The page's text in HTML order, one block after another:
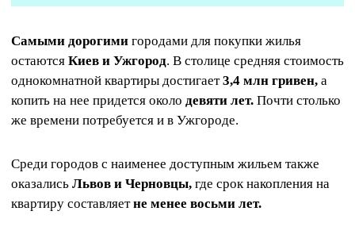
Самыми дорогими городами для покупки жилья
остаются Киев и Ужгород. В столице средняя стоимость
однокомнатной квартиры достигает3,4 млн гривен, а
копить на нее придется около девяти лет. Почти столько
же времени потребуется и в Ужгороде.
Среди городов с наименее доступным жильем также
оказались Львов и Черновцы, где срок накопления на
квартиру составляетне менее восьми лет.